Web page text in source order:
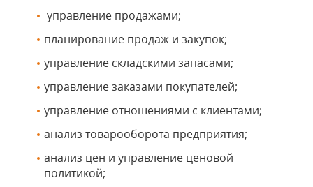
управление продажами;
планирование продаж и закупок;
управление складскими запасами;
управление заказами покупателей;
управление отношениями с клиентами;
анализ товарооборота предприятия;
анализ цен и управление ценовой
политикой;